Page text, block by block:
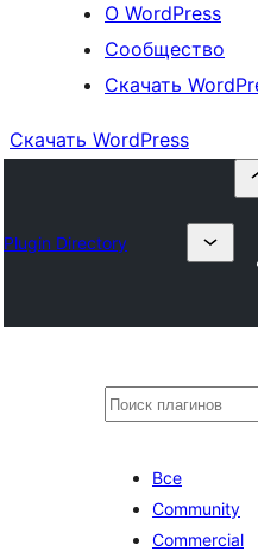
О WordPress
Сообщество
Скачать
Скачать WordPress
Plugin Directory
Поиск
Все
Community
Commercial